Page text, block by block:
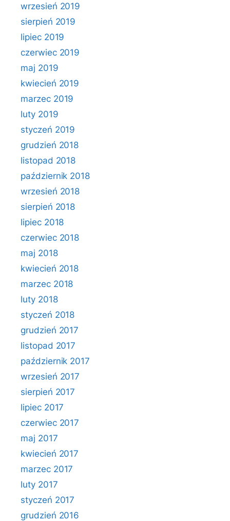
wrzesień 2019
sierpień 2019
lipiec 2019
czerwiec 2019
maj 2019
kwiecień 2019
marzec 2019
luty 2019
styczeń 2019
grudzień 2018
listopad 2018
październik 2018
wrzesień 2018
sierpień 2018
lipiec 2018
czerwiec 2018
maj 2018
kwiecień 2018
marzec 2018
luty 2018
styczeń 2018
grudzień 2017
listopad 2017
październik 2017
wrzesień 2017
sierpień 2017
lipiec 2017
czerwiec 2017
maj 2017
kwiecień 2017
marzec 2017
luty 2017
styczeń 2017
grudzień 2016